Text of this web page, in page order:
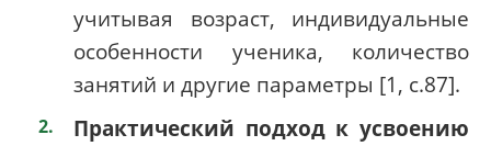
учитывая возраст, индивидуальные
особенности ученика, количество
занятий и другие параметры [1, с.87].
Практический подход к усвоению